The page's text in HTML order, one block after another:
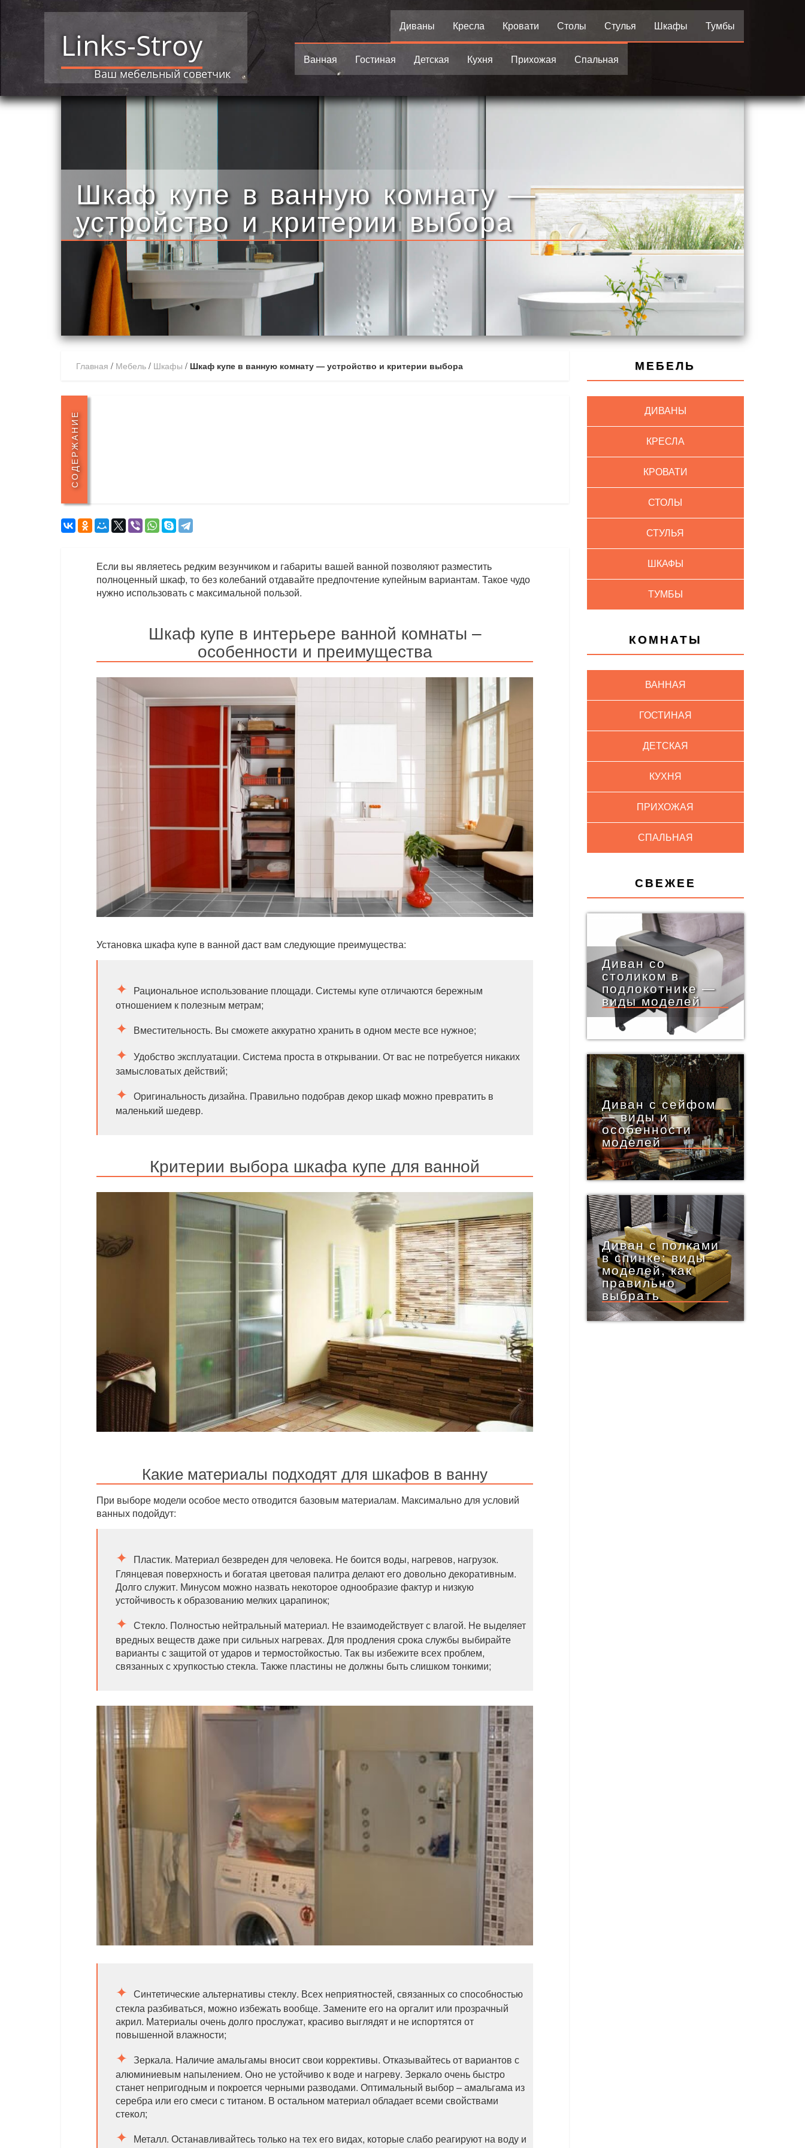
Links-Stroy
Ваш мебельный советчик
Диваны Кресла Кровати Столы Стулья Шкафы Тумбы
Ванная Гостиная Детская Кухня Прихожая Спальная
Шкаф купе в ванную комнату —
устройство и критерии выбора
Главная / Мебель / Шкафы / Шкаф купе в ванную комнату — устройство и критерии выбора
СОДЕРЖАНИЕ
Если вы являетесь редким везунчиком и габариты вашей ванной позволяют разместить
полноценный шкаф, то без колебаний отдавайте предпочтение купейным вариантам. Такое чудо
нужно использовать с максимальной пользой.
Шкаф купе в интерьере ванной комнаты –
особенности и преимущества
Установка шкафа купе в ванной даст вам следующие преимущества:
Рациональное использование площади. Системы купе отличаются бережным
отношением к полезным метрам;
Вместительность. Вы сможете аккуратно хранить в одном месте все нужное;
Удобство эксплуатации. Система проста в открывании. От вас не потребуется никаких
замысловатых действий;
Оригинальность дизайна. Правильно подобрав декор шкаф можно превратить в
маленький шедевр.
Критерии выбора шкафа купе для ванной
Какие материалы подходят для шкафов в ванну
При выборе модели особое место отводится базовым материалам. Максимально для условий
ванных подойдут:
Пластик. Материал безвреден для человека. Не боится воды, нагревов, нагрузок.
Глянцевая поверхность и богатая цветовая палитра делают его довольно декоративным.
Долго служит. Минусом можно назвать некоторое однообразие фактур и низкую
устойчивость к образованию мелких царапинок;
Стекло. Полностью нейтральный материал. Не взаимодействует с влагой. Не выделяет
вредных веществ даже при сильных нагревах. Для продления срока службы выбирайте
варианты с защитой от ударов и термостойкостью. Так вы избежите всех проблем,
связанных с хрупкостью стекла. Также пластины не должны быть слишком тонкими;
Синтетические альтернативы стеклу. Всех неприятностей, связанных со способностью
стекла разбиваться, можно избежать вообще. Замените его на оргалит или прозрачный
акрил. Материалы очень долго прослужат, красиво выглядят и не испортятся от
повышенной влажности;
Зеркала. Наличие амальгамы вносит свои коррективы. Отказывайтесь от вариантов с
алюминиевым напылением. Оно не устойчиво к воде и нагреву. Зеркало очень быстро
станет непригодным и покроется черными разводами. Оптимальный выбор – амальгама из
серебра или его смеси с титаном. В остальном материал обладает всеми свойствами
стекол;
Металл. Останавливайтесь только на тех его видах, которые слабо реагируют на воду и
МЕБЕЛЬ
ДИВАНЫ
КРЕСЛА
КРОВАТИ
СТОЛЫ
СТУЛЬЯ
ШКАФЫ
ТУМБЫ
КОМНАТЫ
ВАННАЯ
ГОСТИНАЯ
ДЕТСКАЯ
КУХНЯ
ПРИХОЖАЯ
СПАЛЬНАЯ
СВЕЖЕЕ
Диван со
столиком в
подлокотнике —
виды моделей
Диван с сейфом
— виды и
особенности
моделей
Диван с полками
в спинке: виды
моделей, как
правильно
выбрать